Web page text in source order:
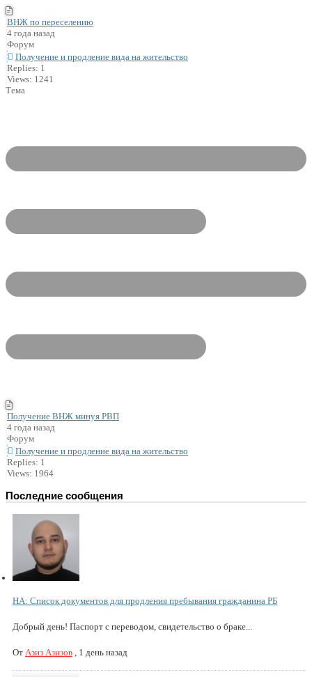
ВНЖ по переселению
4 года назад
Форум
Получение и продление вида на жительство
Replies: 1
Views: 1241
Тема
Получение ВНЖ минуя РВП
4 года назад
Форум
Получение и продление вида на жительство
Replies: 1
Views: 1964
Последние сообщения
НА: Список документов для продления пребывания гражданина РБ
Добрый день! Паспорт с переводом, свидетельство о браке...
От Азиз Азизов 1 день назад